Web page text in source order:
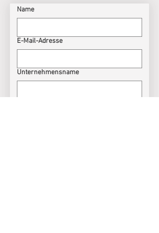
Name
E-Mail-Adresse
Unternehmensname